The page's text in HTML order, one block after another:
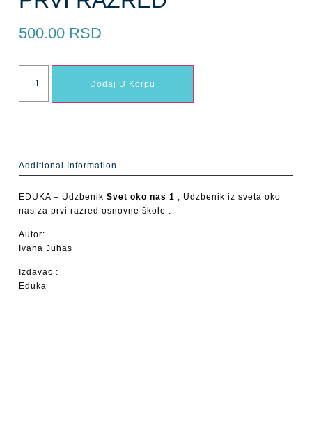
500.00 RSD
Dodaj U Korpu
Additional Information
EDUKA – Udzbenik Svet oko nas 1
, Udzbenik iz sveta oko
nas za prvi razred osnovne škole .
Autor:
Ivana Juhas
Izdavac :
Eduka